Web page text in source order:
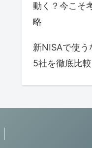
動く？今こそ
略
新NISAで使
5社を徹底比